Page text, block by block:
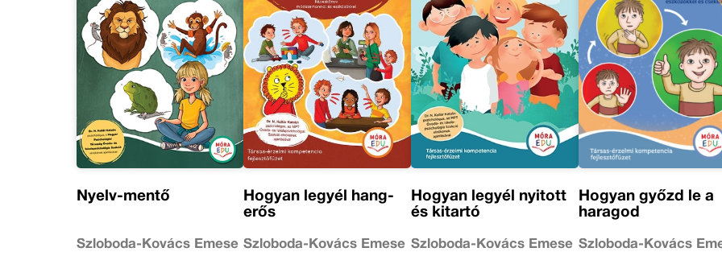
Nyelv-mentő
Szloboda-Kovács Emese
Hogyan legyél hang-
erős
Szloboda-Kovács Emese
Hogyan legyél nyitott
és kitartó
Szloboda-Kovács Emese
Hogyan győzd le a
haragod
Szloboda-Kovács